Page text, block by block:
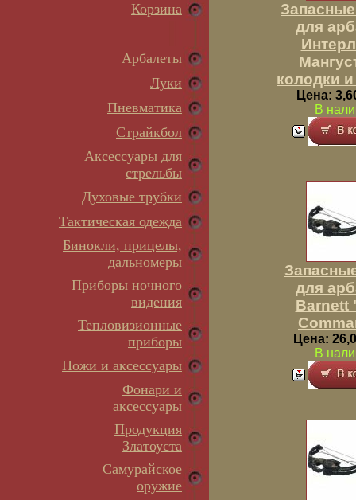
Корзина
Арбалеты
Луки
Пневматика
Страйкбол
Аксессуары для
стрельбы
Духовые трубки
Тактическая одежда
Бинокли, прицелы,
дальномеры
Приборы ночного
видения
Тепловизионные
приборы
Ножи и аксессуары
Фонари и
аксессуары
Продукция
Златоуста
Самурайское
оружие
для
колодки
Цена:
В
для
Barnett
Цена:
В